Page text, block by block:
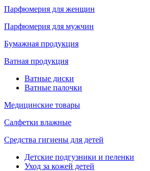
Парфюмерия для женщин
Парфюмерия для мужчин
Бумажная продукция
Ватная продукция
Ватные диски
Ватные палочки
Медицинские товары
Салфетки влажные
Средства гигиены для детей
Детские подгузники и пеленки
Уход за кожей детей